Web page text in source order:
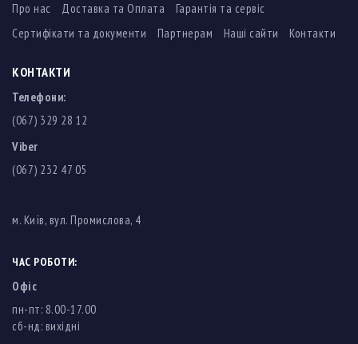
Про нас Доставка та Оплата
Гарантія та сервіс
Сертифікати та документи
Партнерам Наші сайти Контакти
КОНТАКТИ
Телефони:
(067) 329 28 12
Viber
(067) 232 47 05
м. Київ, вул. Промислова, 4
ЧАС РОБОТИ:
Офіс
пн-пт: 8.00-17.00
cб-нд: вихідні